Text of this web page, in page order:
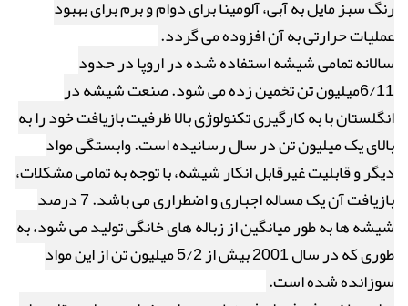
رنگ سبز مایل به آبی، آلومینا برای دوام و برم برای بهبود
عملیات حرارتی به آن افزوده می گردد.
سالانه تمامی شیشه استفاده شده در اروپا در حدود
6/11میلیون تن تخمین زده می شود. صنعت شیشه در
انگلستان با به کارگیری تکنولوژی بالا ظرفیت بازیافت خود را به
بالای یک میلیون تن در سال رسانیده است. وابستگی مواد
دیگر و قابلیت غیرقابل انکار شیشه، با توجه به تمامی مشکلات،
بازیافت آن یک مساله اجباری و اضطراری می باشد. 7 درصد
شیشه ها به طور میانگین از زباله های خانگی تولید می شود، به
طوری که در سال 2001 بیش از 5/2 میلیون تن از این مواد
سوزانده شده است.